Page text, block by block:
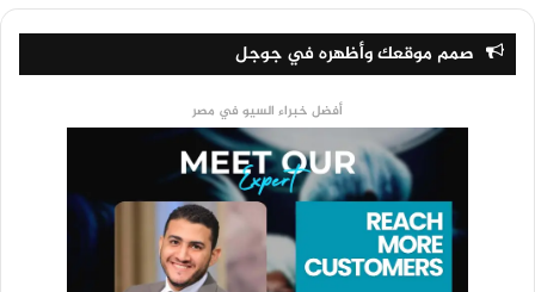
صمم موقعك وأظهره في جوجل
أفضل خبراء السيو في مصر